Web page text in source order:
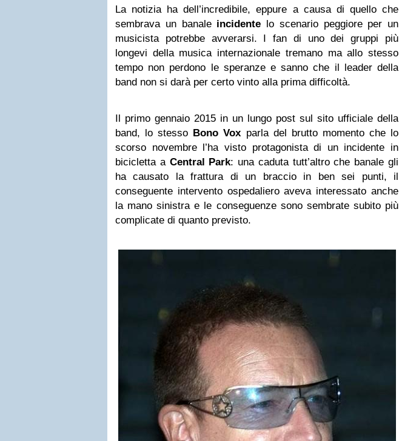
La notizia ha dell’incredibile, eppure a causa di quello che
sembrava un banale incidente lo scenario peggiore per un
musicista potrebbe avverarsi. I fan di uno dei gruppi più
longevi della musica internazionale tremano ma allo stesso
tempo non perdono le speranze e sanno che il leader della
band non si darà per certo vinto alla prima difficoltà.
Il primo gennaio 2015 in un lungo post sul sito ufficiale della
band, lo stesso Bono Vox parla del brutto momento che lo
scorso novembre l’ha visto protagonista di un incidente in
bicicletta a Central Park: una caduta tutt’altro che banale gli
ha causato la frattura di un braccio in ben sei punti, il
conseguente intervento ospedaliero aveva interessato anche
la mano sinistra e le conseguenze sono sembrate subito più
complicate di quanto previsto.